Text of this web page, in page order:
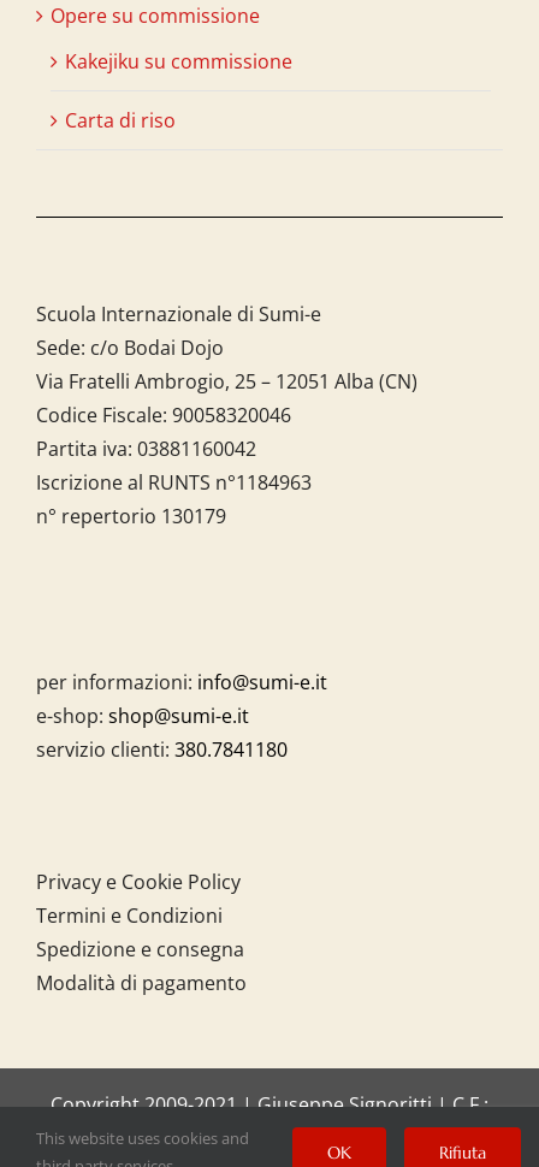
Opere su commissione
Kakejiku su commissione
Carta di riso
Scuola Internazionale di Sumi-e
Sede: c/o Bodai Dojo
Via Fratelli Ambrogio, 25 – 12051 Alba (CN)
Codice Fiscale: 90058320046
Partita iva: 03881160042
Iscrizione al RUNTS n°1184963
n° repertorio 130179
per informazioni: info@sumi-e.it
e-shop: shop@sumi-e.it
servizio clienti: 380.7841180
Privacy e Cookie Policy
Termini e Condizioni
Spedizione e consegna
Modalità di pagamento
Copyright 2009-2021 | Giuseppe Signoritti | C.F.:
SGNGPP61C20I158O
This website uses cookies and
OK Rifiuta